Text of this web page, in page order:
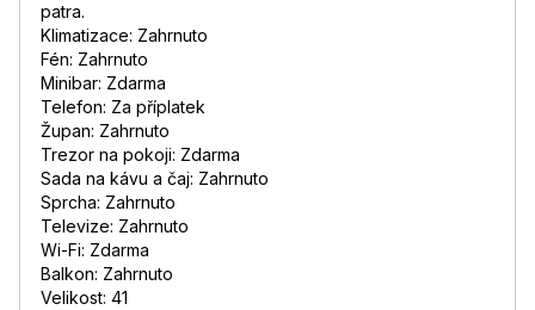
patra.
Klimatizace: Zahrnuto
Fén: Zahrnuto
Minibar: Zdarma
Telefon: Za příplatek
Župan: Zahrnuto
Trezor na pokoji: Zdarma
Sada na kávu a čaj: Zahrnuto
Sprcha: Zahrnuto
Televize: Zahrnuto
Wi-Fi: Zdarma
Balkon: Zahrnuto
Velikost: 41